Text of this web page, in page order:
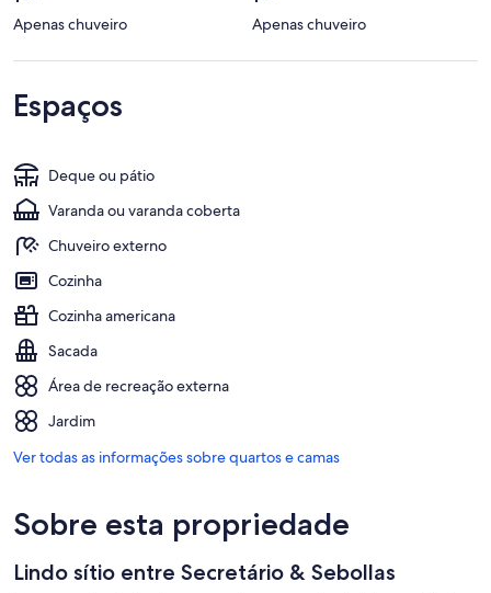
Apenas chuveiro Apenas chuveiro
Espaços
Deque ou pátio
Varanda ou varanda coberta
Chuveiro externo
Cozinha
Cozinha americana
Sacada
Área de recreação externa
Jardim
Ver todas as informações sobre quartos e camas
Sobre esta propriedade
Lindo sítio entre Secretário & Sebollas